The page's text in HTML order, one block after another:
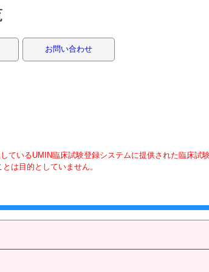
お問い合わせ
いるUMIN臨床試験登録システムに提供された臨床試験
は目的としていません。